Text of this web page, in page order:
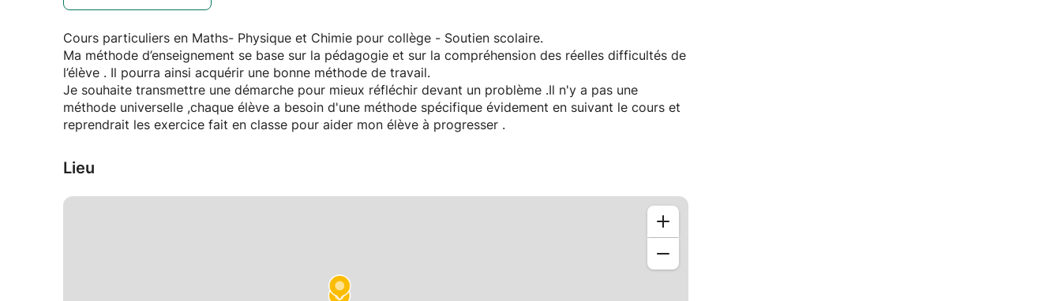
Cours particuliers en Maths- Physique et Chimie pour collège - Soutien scolaire.
Ma méthode d’enseignement se base sur la pédagogie et sur la compréhension des réelles difficultés de
l’élève . Il pourra ainsi acquérir une bonne méthode de travail.
Je souhaite transmettre une démarche pour mieux réfléchir devant un problème .Il n'y a pas une
méthode universelle ,chaque élève a besoin d'une méthode spécifique évidement en suivant le cours et
reprendrait les exercice fait en classe pour aider mon élève à progresser .
Lieu